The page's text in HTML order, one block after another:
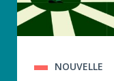
NOUVELLE